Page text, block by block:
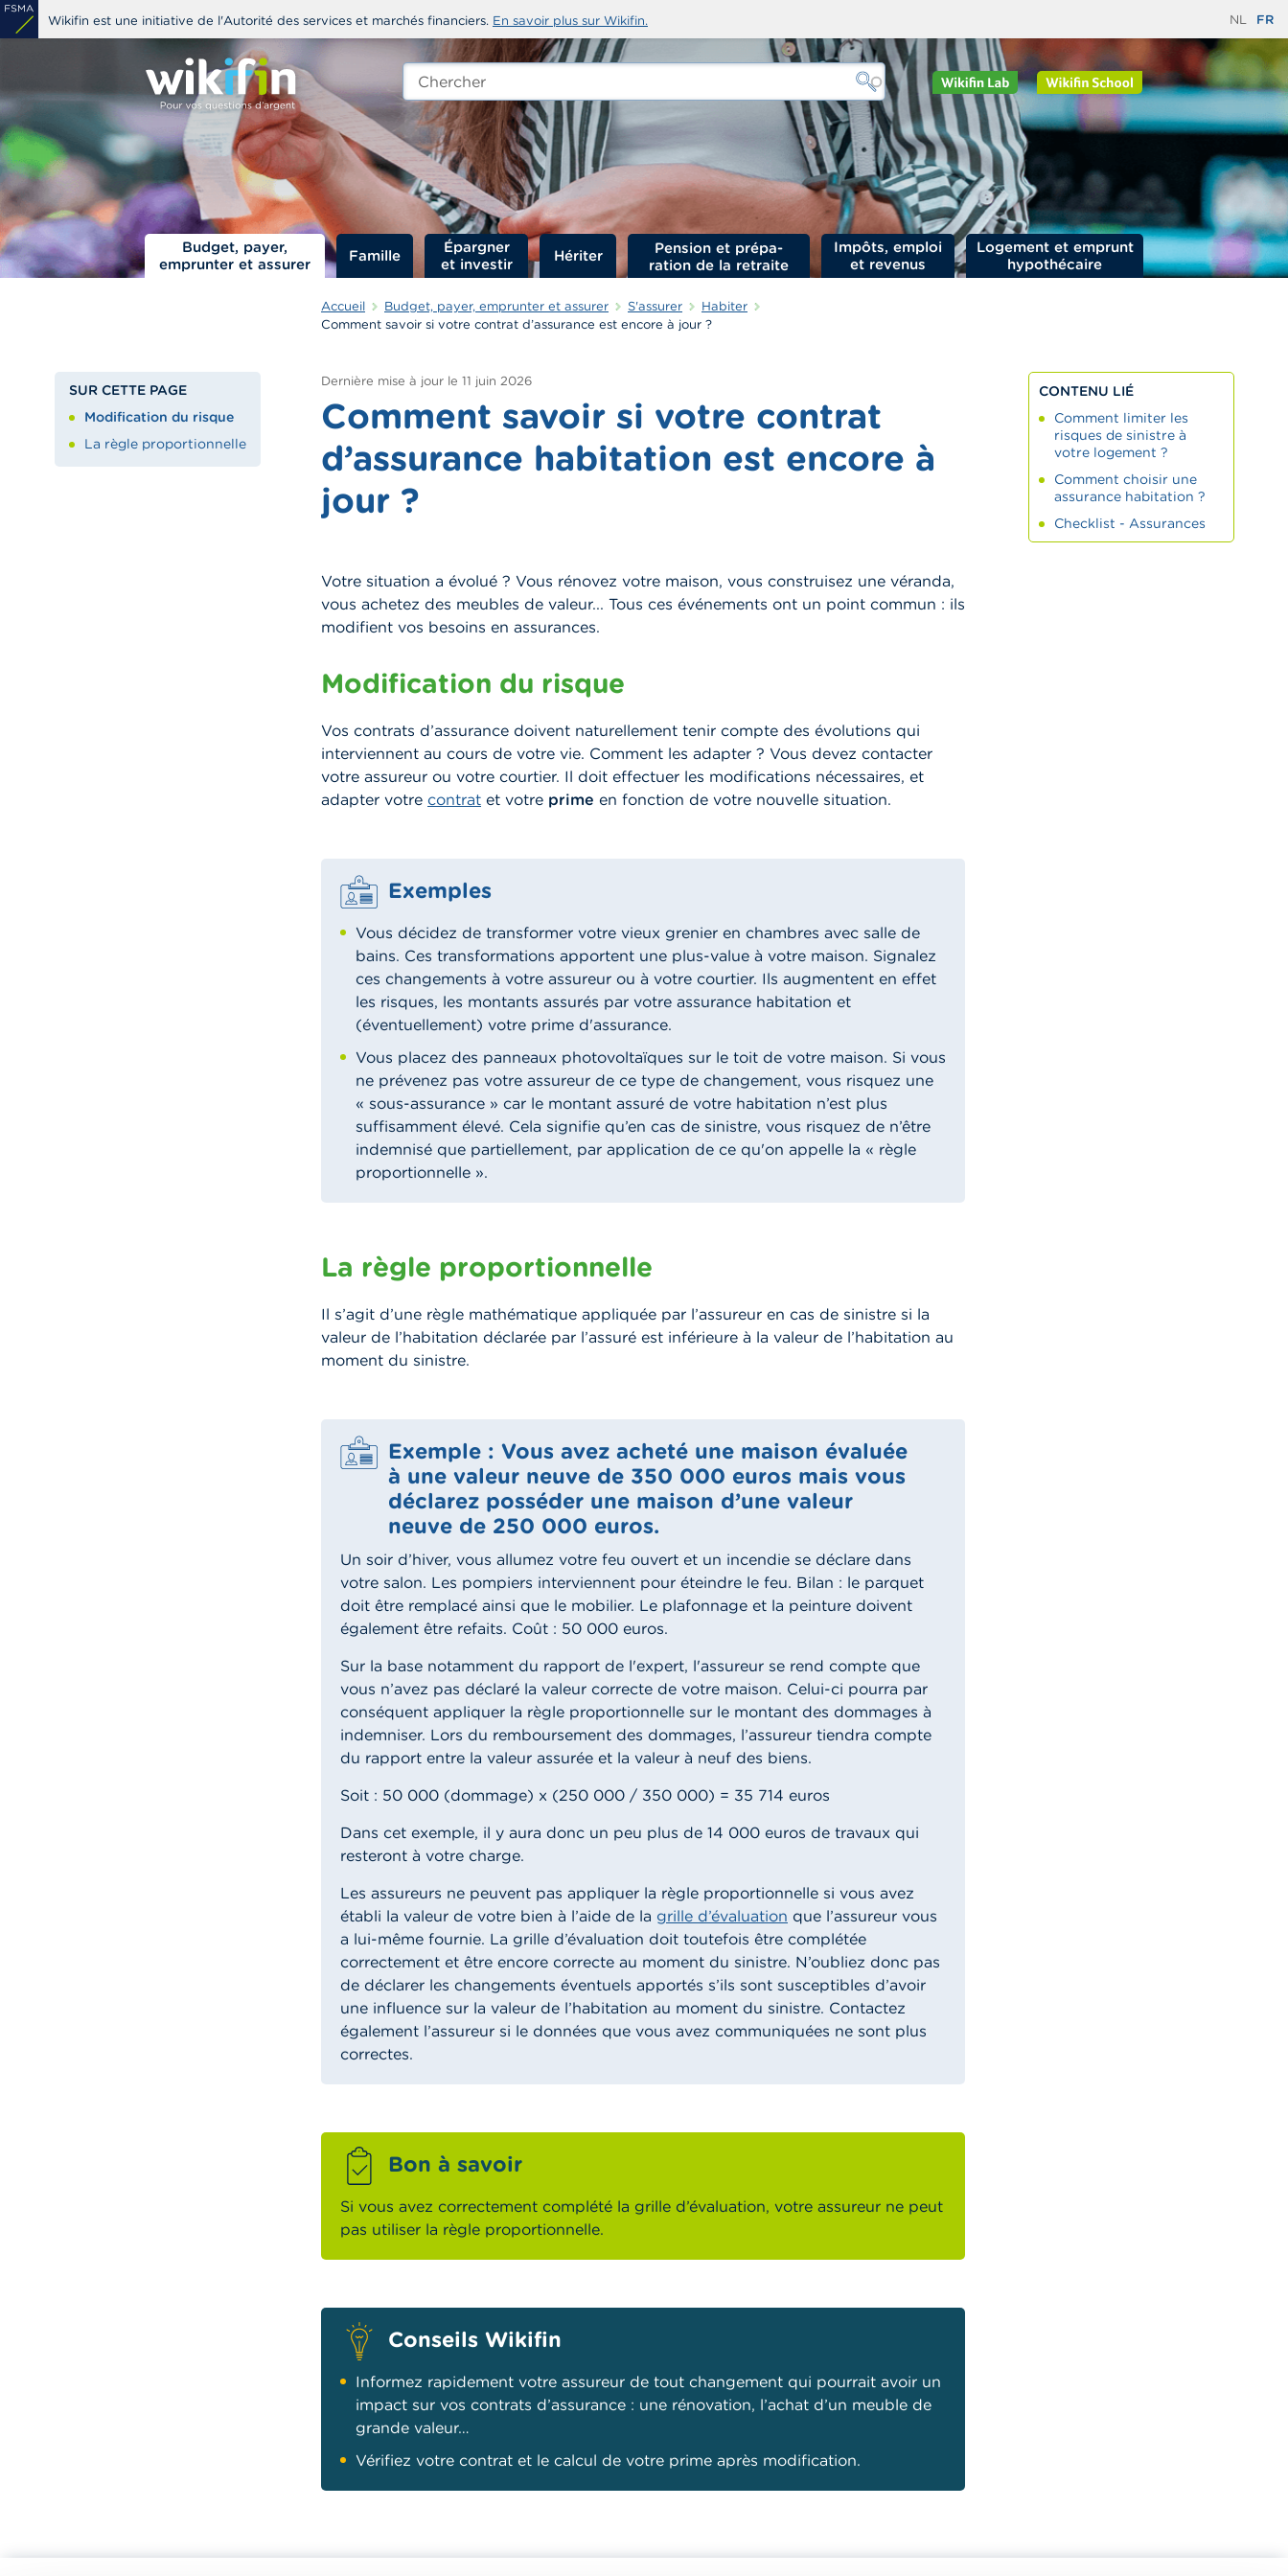
Aller
au
Wikifin est une initiative de l'Autorité des services et marchés financiers. En savoir plus sur Wikifin. NL FR
Chercher
edit-
Budget, payer,
emprunter et assurer
Famille
Épargner
et investir
Hériter
Impôts, emploi
et revenus
Logement et emprunt
hypothécaire
Accueil Budget, payer, emprunter et assurer S'assurer
Habiter
Comment savoir si votre contrat d’assurance est encore à jour ?
Dernière mise à jour le 11 juin 2026
Comment savoir si votre contrat
d’assurance habitation est encore à
jour ?
SUR CETTE PAGE
Modification du risque
La règle proportionnelle
Votre situation a évolué ? Vous rénovez votre maison, vous construisez une véranda,
vous achetez des meubles de valeur... Tous ces événements ont un point commun : ils
modifient vos besoins en assurances.
Modification du risque
Vos contrats d’assurance doivent naturellement tenir compte des évolutions qui
interviennent au cours de votre vie. Comment les adapter ? Vous devez contacter
votre assureur ou votre courtier. Il doit effectuer les modifications nécessaires, et
adapter votre contrat et votre prime en fonction de votre nouvelle situation.
Exemples
Vous décidez de transformer votre vieux grenier en chambres avec salle de
bains. Ces transformations apportent une plus-value à votre maison. Signalez
ces changements à votre assureur ou à votre courtier. Ils augmentent en effet
les risques, les montants assurés par votre assurance habitation et
(éventuellement) votre prime d'assurance.
Vous placez des panneaux photovoltaïques sur le toit de votre maison. Si vous
ne prévenez pas votre assureur de ce type de changement, vous risquez une
« sous-assurance » car le montant assuré de votre habitation n’est plus
suffisamment élevé. Cela signifie qu’en cas de sinistre, vous risquez de n’être
indemnisé que partiellement, par application de ce qu'on appelle la « règle
proportionnelle ».
La règle proportionnelle
Il s’agit d’une règle mathématique appliquée par l’assureur en cas de sinistre si la
valeur de l’habitation déclarée par l’assuré est inférieure à la valeur de l’habitation au
moment du sinistre.
Exemple : Vous avez acheté une maison évaluée
à une valeur neuve de 350 000 euros mais vous
déclarez posséder une maison d’une valeur
neuve de 250 000 euros.
Un soir d’hiver, vous allumez votre feu ouvert et un incendie se déclare dans
votre salon. Les pompiers interviennent pour éteindre le feu. Bilan : le parquet
doit être remplacé ainsi que le mobilier. Le plafonnage et la peinture doivent
également être refaits. Coût : 50 000 euros.
Sur la base notamment du rapport de l'expert, l'assureur se rend compte que
vous n’avez pas déclaré la valeur correcte de votre maison. Celui-ci pourra par
conséquent appliquer la règle proportionnelle sur le montant des dommages à
indemniser. Lors du remboursement des dommages, l’assureur tiendra compte
du rapport entre la valeur assurée et la valeur à neuf des biens.
Soit : 50 000 (dommage) x (250 000 / 350 000) = 35 714 euros
Dans cet exemple, il y aura donc un peu plus de 14 000 euros de travaux qui
resteront à votre charge.
Les assureurs ne peuvent pas appliquer la règle proportionnelle si vous avez
établi la valeur de votre bien à l’aide de la grille d’évaluation que l’assureur vous
a lui-même fournie. La grille d’évaluation doit toutefois être complétée
correctement et être encore correcte au moment du sinistre. N’oubliez donc pas
de déclarer les changements éventuels apportés s’ils sont susceptibles d’avoir
une influence sur la valeur de l’habitation au moment du sinistre. Contactez
également l’assureur si le données que vous avez communiquées ne sont plus
correctes.
Bon à savoir
Si vous avez correctement complété la grille d’évaluation, votre assureur ne peut
pas utiliser la règle proportionnelle.
Conseils Wikifin
Informez rapidement votre assureur de tout changement qui pourrait avoir un
impact sur vos contrats d’assurance : une rénovation, l’achat d’un meuble de
grande valeur…
Vérifiez votre contrat et le calcul de votre prime après modification.
CONTENU LIÉ
Comment limiter les
risques de sinistre à
votre logement ?
Comment choisir une
assurance habitation ?
Checklist - Assurances